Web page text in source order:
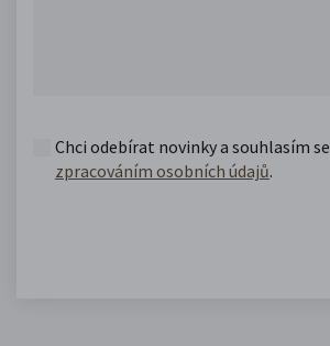
Chci odebírat novinky a souhlasím se
zpracováním osobních údajů.